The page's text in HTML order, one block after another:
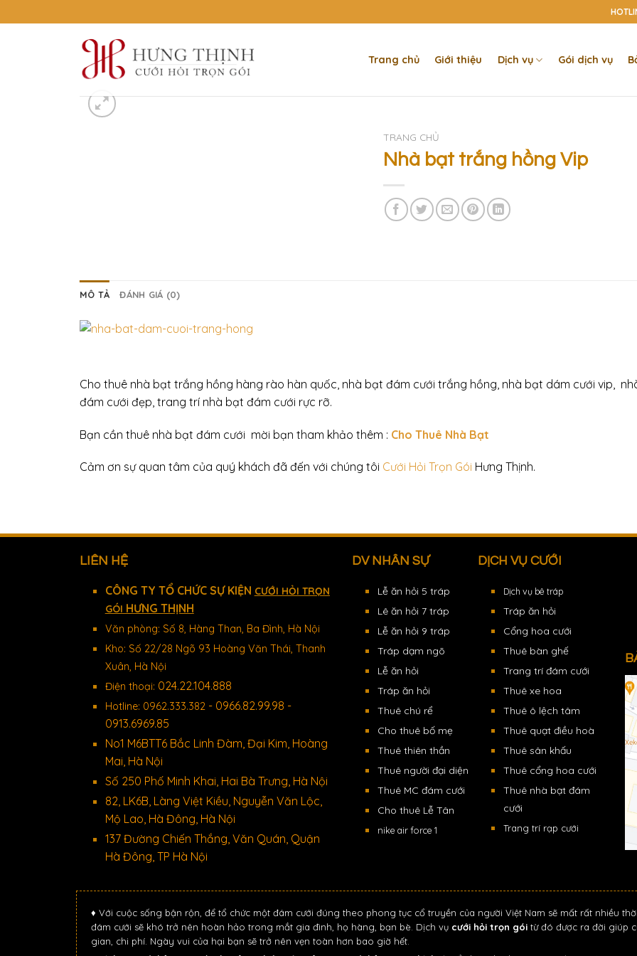
to
Trang chủ Giới thiệu Dịch vụ Gói dịch vụ
TRANG CHỦ
Nhà bạt trắng hồng Vip
MÔ TẢ ĐÁNH GIÁ (0)
Cho thuê nhà bạt trắng hồng hàng rào hàn quốc, nhà bạt đám cưới trắng hồng, nhà bạt dám cưới vip,
đám cưới đẹp, trang trí nhà bạt đám cưới rực rỡ.
Bạn cần thuê nhà bạt đám cưới mời bạn tham khảo thêm : Cho Thuê Nhà Bạt
Cảm ơn sự quan tâm của quý khách đã đến với chúng tôi Cưới Hỏi Trọn Gói Hưng Thịnh.
LIÊN HỆ
CÔNG TY TỔ CHỨC SỰ KIỆN CƯỚI HỎI TRỌN
GÓI HƯNG THỊNH
Văn phòng: Số 8, Hàng Than, Ba Đình, Hà Nội
Kho: Số 22/28 Ngõ 93 Hoàng Văn Thái, Thanh
Xuân, Hà Nội
Điện thoại: 024.22.104.888
Hotline: 0962.333.382 - 0966.82.99.98 -
0913.6969.85
No1 M6BTT6 Bắc Linh Đàm, Đại Kim, Hoàng
Mai, Hà Nội
Số 250 Phố Minh Khai, Hai Bà Trưng, Hà Nội
82, LK6B, Làng Việt Kiều, Nguyễn Văn Lộc,
Mộ Lao, Hà Đông, Hà Nội
137 Đường Chiến Thắng, Văn Quán, Quận
Hà Đông, TP Hà Nội
DV NHÂN SỰ
Lễ ăn hỏi 5 tráp
Lê ăn hỏi 7 tráp
Lễ ăn hỏi 9 tráp
Tráp dạm ngõ
Lễ ăn hỏi
Tráp ăn hỏi
Thuê chú rể
Cho thuê bố mẹ
Thuê thiên thần
Thuê người đại diện
Thuê MC đám cưới
Cho thuê Lễ Tân
nike air force 1
DỊCH VỤ CƯỚI
Dịch vụ bê tráp
Tráp ăn hỏi
Cổng hoa cưới
Thuê bàn ghế
Trang trí đám cưới
Thuê xe hoa
Thuê ô lệch tâm
Thuê quạt điều hoà
Thuê sân khấu
Thuê cổng hoa cưới
Thuê nhà bạt đám
cưới
Trang trí rạp cưới
♦ Với cuộc sống bận rộn, để tổ chức một đám cưới đúng theo phong tục cổ truyền của người Việt Nam sẽ mất rất nhiều
đám cưới sẽ khó trở nên hoàn hảo trong mắt gia đình, họ hàng, bạn bè. Dịch vụ cưới hỏi trọn gói từ đó được ra đời giúp
gian, chi phí. Ngày vui của hại bạn sẽ trở nên vẹn toàn hơn bao giờ hết.